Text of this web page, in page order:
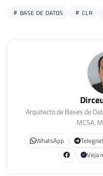
BASE DE DATOS CLR
Arquitecto de Bases de
MCSA,
WhatsApp
Veja